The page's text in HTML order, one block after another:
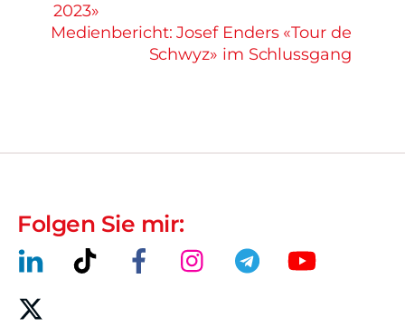
2023»
Medienbericht: Josef Enders «Tour de
Schwyz» im Schlussgang
Folgen Sie mir: